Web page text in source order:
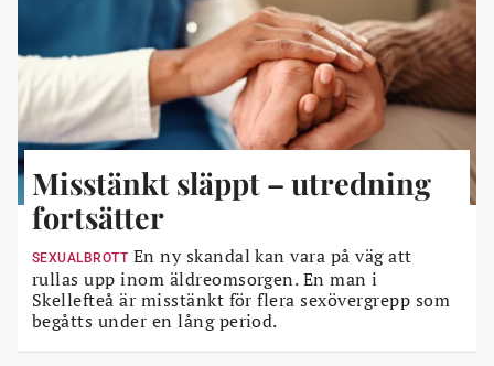
Misstänkt släppt – utredning
fortsätter
SEXUALBROTT En ny skandal kan vara på väg att
rullas upp inom äldreomsorgen. En man i
Skellefteå är misstänkt för flera sexövergrepp som
begåtts under en lång period.